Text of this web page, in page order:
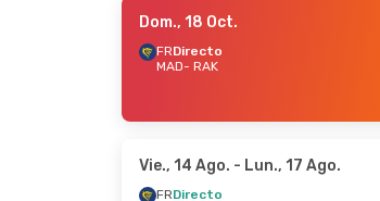
Dom., 18 Oct.
FRDirecto
MAD- RAK
Vie., 14 Ago. - Lun., 17 Ago.
FRDirecto